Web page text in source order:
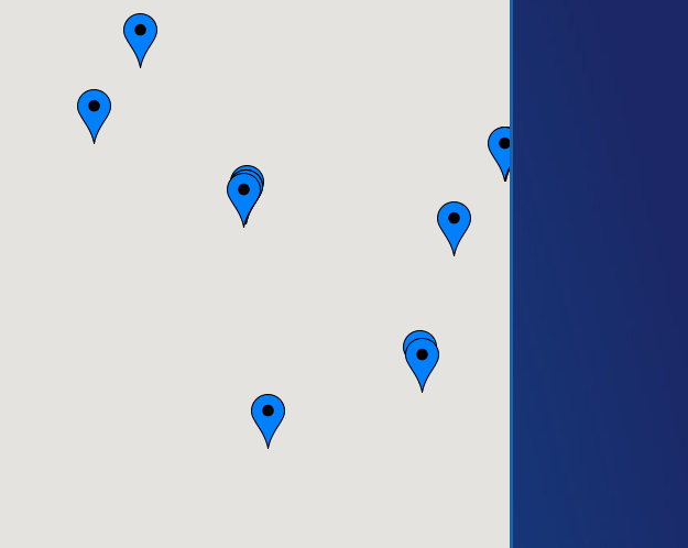
Champagne-Ardenne
Franche-Comté
Haute-Normandie
Ile-de-France